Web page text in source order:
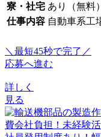
寮・社宅 あり（無料）
仕事内容 自動車系工
＼最短45秒で完了／
応募へ進む
詳しく
見る